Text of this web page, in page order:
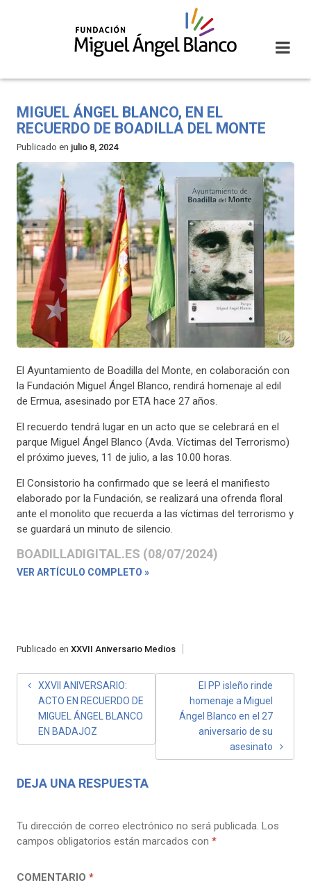
MIGUEL ÁNGEL BLANCO, EN EL
RECUERDO DE BOADILLA DEL MONTE
Publicado en julio 8, 2024
El Ayuntamiento de Boadilla del Monte, en colaboración con
la Fundación Miguel Ángel Blanco, rendirá homenaje al edil
de Ermua, asesinado por ETA hace 27 años.
El recuerdo tendrá lugar en un acto que se celebrará en el
parque Miguel Ángel Blanco (Avda. Víctimas del Terrorismo)
el próximo jueves, 11 de julio, a las 10.00 horas.
El Consistorio ha confirmado que se leerá el manifiesto
elaborado por la Fundación, se realizará una ofrenda floral
ante el monolito que recuerda a las víctimas del terrorismo y
se guardará un minuto de silencio.
BOADILLADIGITAL.ES (08/07/2024)
VER ARTÍCULO COMPLETO »
Publicado en XXVII Aniversario Medios
NAVEGACIÓN
ENTRADAS
XXVII ANIVERSARIO:
ACTO EN RECUERDO DE
MIGUEL ÁNGEL BLANCO
EN BADAJOZ
El PP isleño rinde
homenaje a Miguel
Ángel Blanco en el 27
aniversario de su
asesinato
DEJA UNA RESPUESTA
Tu dirección de correo electrónico no será publicada. Los
campos obligatorios están marcados con *
COMENTARIO *